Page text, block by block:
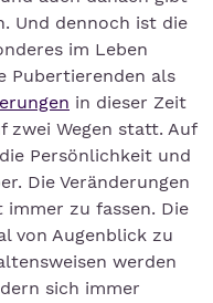
Und dennoch ist die
im Leben
Pubertierenden als
in dieser Zeit
zwei Wegen statt. Auf
Persönlichkeit und
Die Veränderungen
zu fassen. Die
von Augenblick zu
werden
sich immer